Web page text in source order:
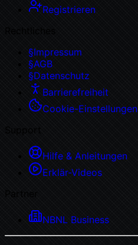
Registrieren
Rechtliches
§Impressum
§AGB
§Datenschutz
Barrierefreiheit
Cookie-Einstellungen
Support
Hilfe & Anleitungen
Erklär-Videos
Partner
NBNL Business